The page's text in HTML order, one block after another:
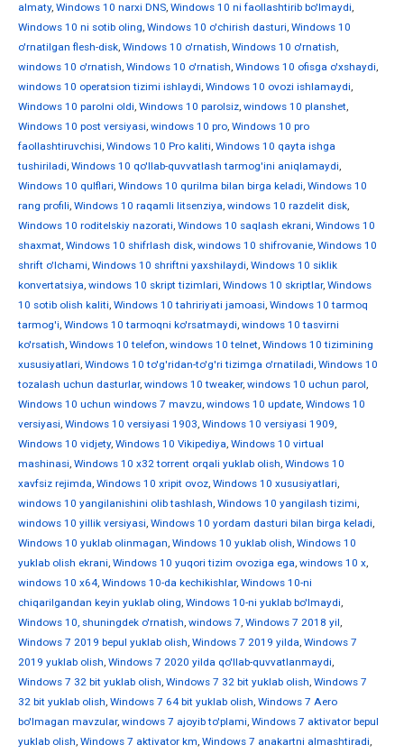
almaty, Windows 10 narxi DNS, Windows 10 ni faollashtirib bo'lmaydi,
Windows 10 ni sotib oling, Windows 10 o'chirish dasturi, Windows 10
o'rnatilgan flesh-disk, Windows 10 o'rnatish, Windows 10 o'rnatish,
windows 10 o'rnatish, Windows 10 o'rnatish, Windows 10 ofisga o'xshaydi,
windows 10 operatsion tizimi ishlaydi, Windows 10 ovozi ishlamaydi,
Windows 10 parolni oldi, Windows 10 parolsiz, windows 10 planshet,
Windows 10 post versiyasi, windows 10 pro, Windows 10 pro
faollashtiruvchisi, Windows 10 Pro kaliti, Windows 10 qayta ishga
tushiriladi, Windows 10 qo'llab-quvvatlash tarmog'ini aniqlamaydi,
Windows 10 qulflari, Windows 10 qurilma bilan birga keladi, Windows 10
rang profili, Windows 10 raqamli litsenziya, windows 10 razdelit disk,
Windows 10 roditelskiy nazorati, Windows 10 saqlash ekrani, Windows 10
shaxmat, Windows 10 shifrlash disk, windows 10 shifrovanie, Windows 10
shrift o'lchami, Windows 10 shriftni yaxshilaydi, Windows 10 siklik
konvertatsiya, windows 10 skript tizimlari, Windows 10 skriptlar, Windows
10 sotib olish kaliti, Windows 10 tahririyati jamoasi, Windows 10 tarmoq
tarmog'i, Windows 10 tarmoqni ko'rsatmaydi, windows 10 tasvirni
ko'rsatish, Windows 10 telefon, windows 10 telnet, Windows 10 tizimining
xususiyatlari, Windows 10 to'g'ridan-to'g'ri tizimga o'rnatiladi, Windows 10
tozalash uchun dasturlar, windows 10 tweaker, windows 10 uchun parol,
Windows 10 uchun windows 7 mavzu, windows 10 update, Windows 10
versiyasi, Windows 10 versiyasi 1903, Windows 10 versiyasi 1909,
Windows 10 vidjety, Windows 10 Vikipediya, Windows 10 virtual
mashinasi, Windows 10 x32 torrent orqali yuklab olish, Windows 10
xavfsiz rejimda, Windows 10 xripit ovoz, Windows 10 xususiyatlari,
windows 10 yangilanishini olib tashlash, Windows 10 yangilash tizimi,
windows 10 yillik versiyasi, Windows 10 yordam dasturi bilan birga keladi,
Windows 10 yuklab olinmagan, Windows 10 yuklab olish, Windows 10
yuklab olish ekrani, Windows 10 yuqori tizim ovoziga ega, windows 10 х,
windows 10 х64, Windows 10-da kechikishlar, Windows 10-ni
chiqarilgandan keyin yuklab oling, Windows 10-ni yuklab bo'lmaydi,
Windows 10, shuningdek o'rnatish, windows 7, Windows 7 2018 yil,
Windows 7 2019 bepul yuklab olish, Windows 7 2019 yilda, Windows 7
2019 yuklab olish, Windows 7 2020 yilda qo'llab-quvvatlanmaydi,
Windows 7 32 bit yuklab olish, Windows 7 32 bit yuklab olish, Windows 7
32 bit yuklab olish, Windows 7 64 bit yuklab olish, Windows 7 Aero
bo'lmagan mavzular, windows 7 ajoyib to'plami, Windows 7 aktivator bepul
yuklab olish, Windows 7 aktivator km, Windows 7 anakartni almashtiradi,